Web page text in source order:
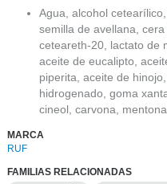
Agua, alcohol
semilla de avellana,
ceteareth-20, lactato de
aceite de eucalipto,
piperita, aceite de
hidrogenado, goma
cineol, carvona, mentona.
MARCA
RUF
FAMILIAS RELACIONADAS